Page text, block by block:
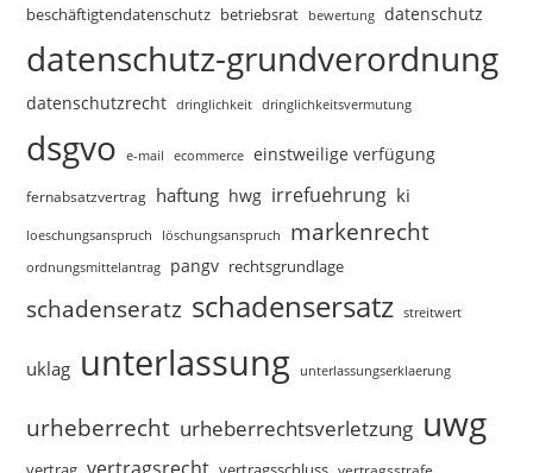
beschäftigtendatenschutz betriebsrat bewertung datenschutz
datenschutz-grundverordnung
datenschutzrecht dringlichkeit dringlichkeitsvermutung
dsgvo e-mail ecommerce einstweilige verfügung
fernabsatzvertrag haftung hwg irrefuehrung ki
loeschungsanspruch löschungsanspruch markenrecht
ordnungsmittelantrag pangv rechtsgrundlage
schadenseratz schadensersatz streitwert
uklag unterlassung unterlassungserklaerung
urheberrecht urheberrechtsverletzung uwg